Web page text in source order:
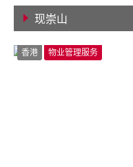
现崇山
香港 物业管理服务